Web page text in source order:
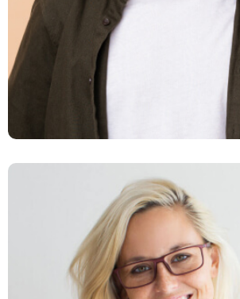
Daniel Smith